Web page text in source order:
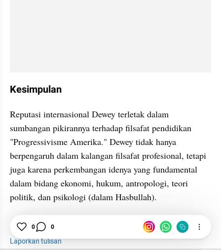
Kesimpulan
Reputasi internasional Dewey terletak dalam
sumbangan pikirannya terhadap filsafat pendidikan
"Progressivisme Amerika." Dewey tidak hanya
berpengaruh dalam kalangan filsafat profesional, tetapi
juga karena perkembangan idenya yang fundamental
dalam bidang ekonomi, hukum, antropologi, teori
politik, dan psikologi (dalam Hasbullah).
Pendidikan
Laporkan tulisan
0 0